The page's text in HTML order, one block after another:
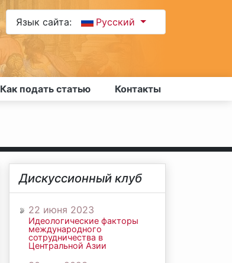
Язык сайта: Русский
Как подать статью Контакты
Дискуссионный клуб
22 июня 2023
Идеологические факторы
международного
сотрудничества в
Центральной Азии